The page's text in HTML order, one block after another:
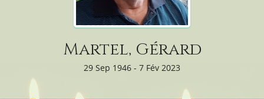
Martel, Gérard
29 Sep 1946 - 7 Fév 2023